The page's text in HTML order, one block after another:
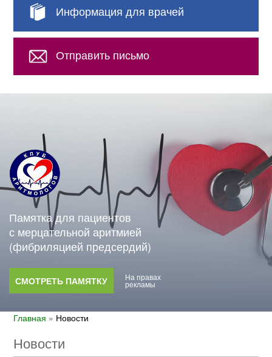
Информация для врачей
Отправить письмо
Памятка для пациентов
с мерцательной аритмией
(фибриляцией предсердий)
СМОТРЕТЬ ПАМЯТКУ На правах
рекламы
Главная » Новости
Новости